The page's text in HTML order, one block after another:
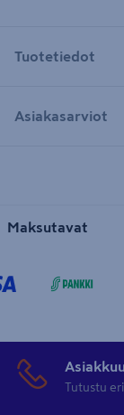
Tuotetiedot
Asiakasarviot
Maksutavat
Tutustu